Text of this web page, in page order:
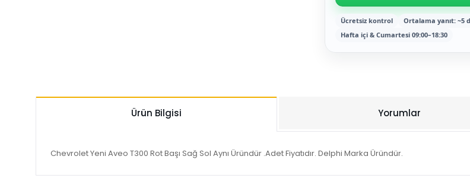
Ücretsiz kontrol
Ortalama yanıt: ~5
Hafta içi & Cumartesi 09:00–18:30
Ürün Bilgisi Yorumlar
Chevrolet Yeni Aveo T300 Rot Başı Sağ Sol Aynı Üründür .Adet Fiyatıdır. Delphi Marka Üründür.